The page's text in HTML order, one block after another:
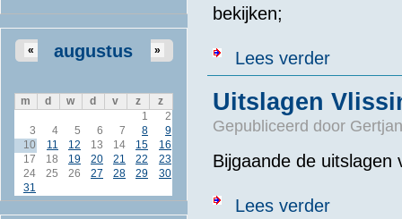
augustus
« »
m d w d v z
z
1
2
3
4 5 6 7 8
9
10
11 12 13 14 15
16
17
18 19 20 21 22
23
24
25 26 27 28 29
30
31
bekijken;
Lees verderover Foto`s
Uitslagen
Gepubliceerd door
Bijgaande de uitslagen
Lees verderover